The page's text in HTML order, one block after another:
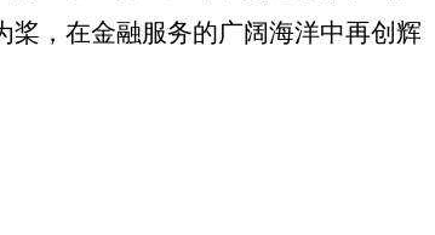
桨，在金融服务的广阔海洋中再创辉